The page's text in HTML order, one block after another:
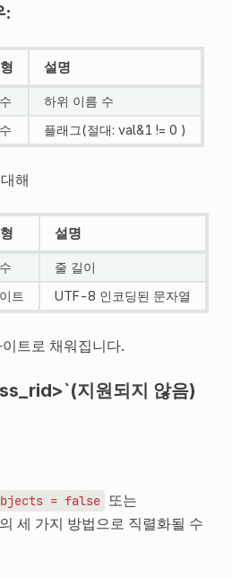
:
설명
하위 이름 수
플래그(절대: val&1 != 0 )
해
설명
줄 길이
트 UTF-8 인코딩된 문자열
트로 채워집니다.
지원되지 않음)
= false
또는
세 가지 방법으로 직렬화될 수